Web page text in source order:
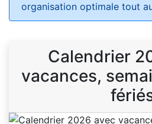
organisation optimale tout
Calendrier
vacances,